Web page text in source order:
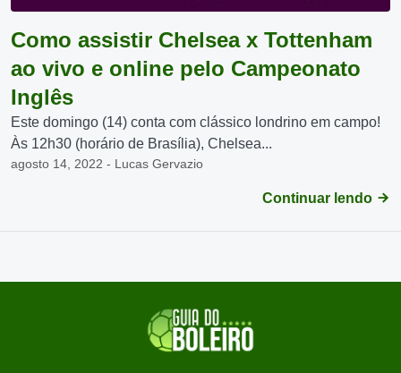
Como assistir Chelsea x Tottenham
ao vivo e online pelo Campeonato
Inglês
Este domingo (14) conta com clássico londrino em campo!
Às 12h30 (horário de Brasília), Chelsea...
agosto 14, 2022 - Lucas Gervazio
Continuar lendo